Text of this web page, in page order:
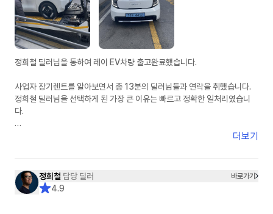
았구요. 타사는 먼저 약정요청을 했는데 약정서가 더 늦게 오고, 차살때는 영
업일 기준 바로 다음날 왔습니다.
- 전자약정 후 이연주 매니저님이 엄청 노력해주신게 보일정도로 바로 후에
바로 차량 배차가 되었어요. 물론 운빨도 조금 있는것 같았어요. (모두가 이
런 스케줄로 진행되진 않을 수 있을거 같아요)
- 저 같은 경우 (금요일) 최종견적 > (월요일) 전자약정 > (수요일) 차량검수
> (목요일) 차량인수
4. 차량 상태: ★★★★
- 수요일~목요일 비가 오는 날씨라 세차를 했지만 아쉽게도 물자국이 남아
있었어요. 조금 아쉬운건 리어 스포일러 부분에 흰색 페인트 같은 것이
(3cm) 묻어있었는데 손톱으로 긁어내긴 했지만, 잔기스가 조금 났어요
정희철 딜러님을 통하여 레이 EV차량 출고완료했습니다.
사업자 장기렌트를 알아보면서 총 13분의 딜러님들과 연락을 취했습니다.
정희철 딜러님을 선택하게 된 가장 큰 이유는 빠르고 정확한 일처리였습니
다.
견적을 받고 다른 옵션을 요청하면 수정 보완된 견적을 재송부받기까지 걸리
또한 다른 옵션을 요청할경우 고객이 이 옵션을 왜 요청했는지까지 이해해주
시며 고객의 편에서 함께 고민해주셨습니다.
그래서 정희철 딜러님을 선택하게 되었고 견적, 계약, 출고까지 모든 일들이
더보기
정희철 담당 딜러 바로가기
4.9